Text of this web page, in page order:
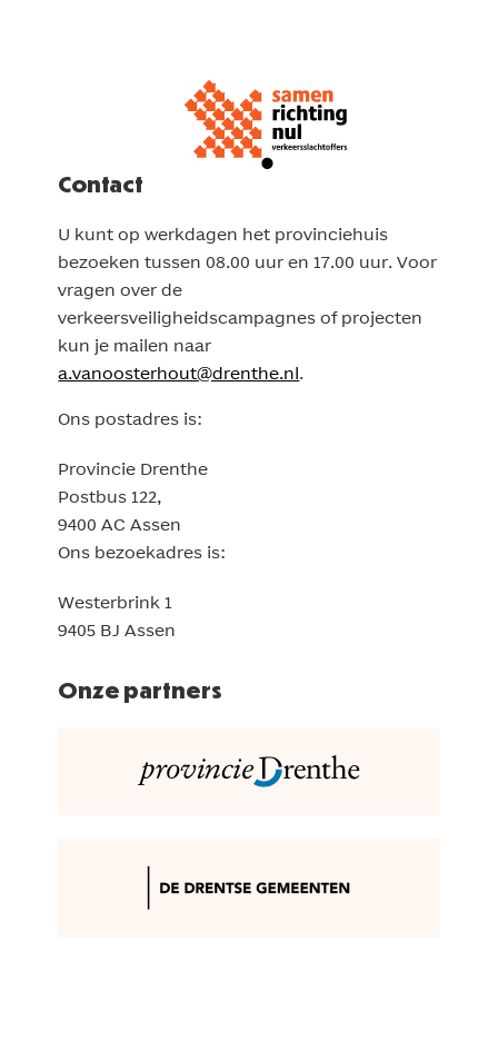
Contact
U kunt op werkdagen het provinciehuis
bezoeken tussen 08.00 uur en 17.00 uur. Voor
vragen over de
verkeersveiligheidscampagnes of projecten
kun je mailen naar
a.vanoosterhout@drenthe.nl.
Ons postadres is:
Provincie Drenthe
Postbus 122,
9400 AC Assen
Ons bezoekadres is:
Westerbrink 1
9405 BJ Assen
Onze partners